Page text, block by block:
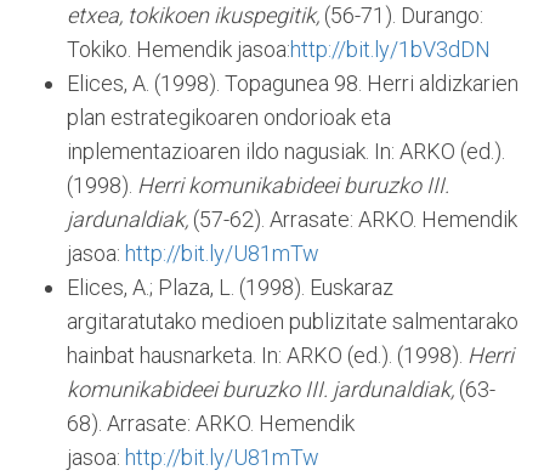
etxea, tokikoen ikuspegitik, (56-71). Durango:
Tokiko. Hemendik jasoa:http://bit.ly/1bV3dDN
Elices, A. (1998). Topagunea 98. Herri aldizkarien
plan estrategikoaren ondorioak eta
inplementazioaren ildo nagusiak. In: ARKO (ed.).
(1998). Herri komunikabideei buruzko III.
jardunaldiak, (57-62). Arrasate: ARKO. Hemendik
jasoa: http://bit.ly/U81mTw
Elices, A.; Plaza, L. (1998). Euskaraz
argitaratutako medioen publizitate salmentarako
hainbat hausnarketa. In: ARKO (ed.). (1998). Herri
komunikabideei buruzko III. jardunaldiak, (63-
68). Arrasate: ARKO. Hemendik
jasoa: http://bit.ly/U81mTw